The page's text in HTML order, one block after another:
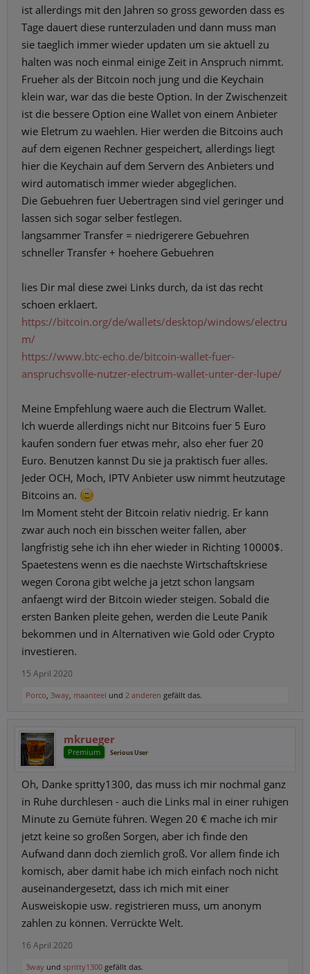
ist allerdings mit den Jahren so gross geworden dass es
Tage dauert diese runterzuladen und dann muss man
sie taeglich immer wieder updaten um sie aktuell zu
halten was noch einmal einige Zeit in Anspruch nimmt.
Frueher als der Bitcoin noch jung und die Keychain
klein war, war das die beste Option. In der Zwischenzeit
ist die bessere Option eine Wallet von einem Anbieter
wie Eletrum zu waehlen. Hier werden die Bitcoins auch
auf dem eigenen Rechner gespeichert, allerdings liegt
hier die Keychain auf dem Servern des Anbieters und
wird automatisch immer wieder abgeglichen.
Die Gebuehren fuer Uebertragen sind viel geringer und
lassen sich sogar selber festlegen.
langsammer Transfer = niedrigerere Gebuehren
schneller Transfer + hoehere Gebuehren
lies Dir mal diese zwei Links durch, da ist das recht
schoen erklaert.
https://bitcoin.org/de/wallets/desktop/windows/electru
m/
https://www.btc-echo.de/bitcoin-wallet-fuer-
anspruchsvolle-nutzer-electrum-wallet-unter-der-lupe/
Meine Empfehlung waere auch die Electrum Wallet.
Ich wuerde allerdings nicht nur Bitcoins fuer 5 Euro
kaufen sondern fuer etwas mehr, also eher fuer 20
Euro. Benutzen kannst Du sie ja praktisch fuer alles.
Jeder OCH, Moch, IPTV Anbieter usw nimmt heutzutage
Bitcoins an.
Im Moment steht der Bitcoin relativ niedrig. Er kann
zwar auch noch ein bisschen weiter fallen, aber
langfristig sehe ich ihn eher wieder in Richting 10000$.
Spaetestens wenn es die naechste Wirtschaftskriese
wegen Corona gibt welche ja jetzt schon langsam
anfaengt wird der Bitcoin wieder steigen. Sobald die
ersten Banken pleite gehen, werden die Leute Panik
bekommen und in Alternativen wie Gold oder Crypto
investieren.
15 April 2020
Porco, 3way, maanteel und 2 anderen gefällt das.
mkrueger
Premium Serious User
Oh, Danke spritty1300, das muss ich mir nochmal ganz
in Ruhe durchlesen - auch die Links mal in einer ruhigen
Minute zu Gemüte führen. Wegen 20 € mache ich mir
jetzt keine so großen Sorgen, aber ich finde den
Aufwand dann doch ziemlich groß. Vor allem finde ich
komisch, aber damit habe ich mich einfach noch nicht
auseinandergesetzt, dass ich mich mit einer
Ausweiskopie usw. registrieren muss, um anonym
zahlen zu können. Verrückte Welt.
16 April 2020
3way und spritty1300 gefällt das.